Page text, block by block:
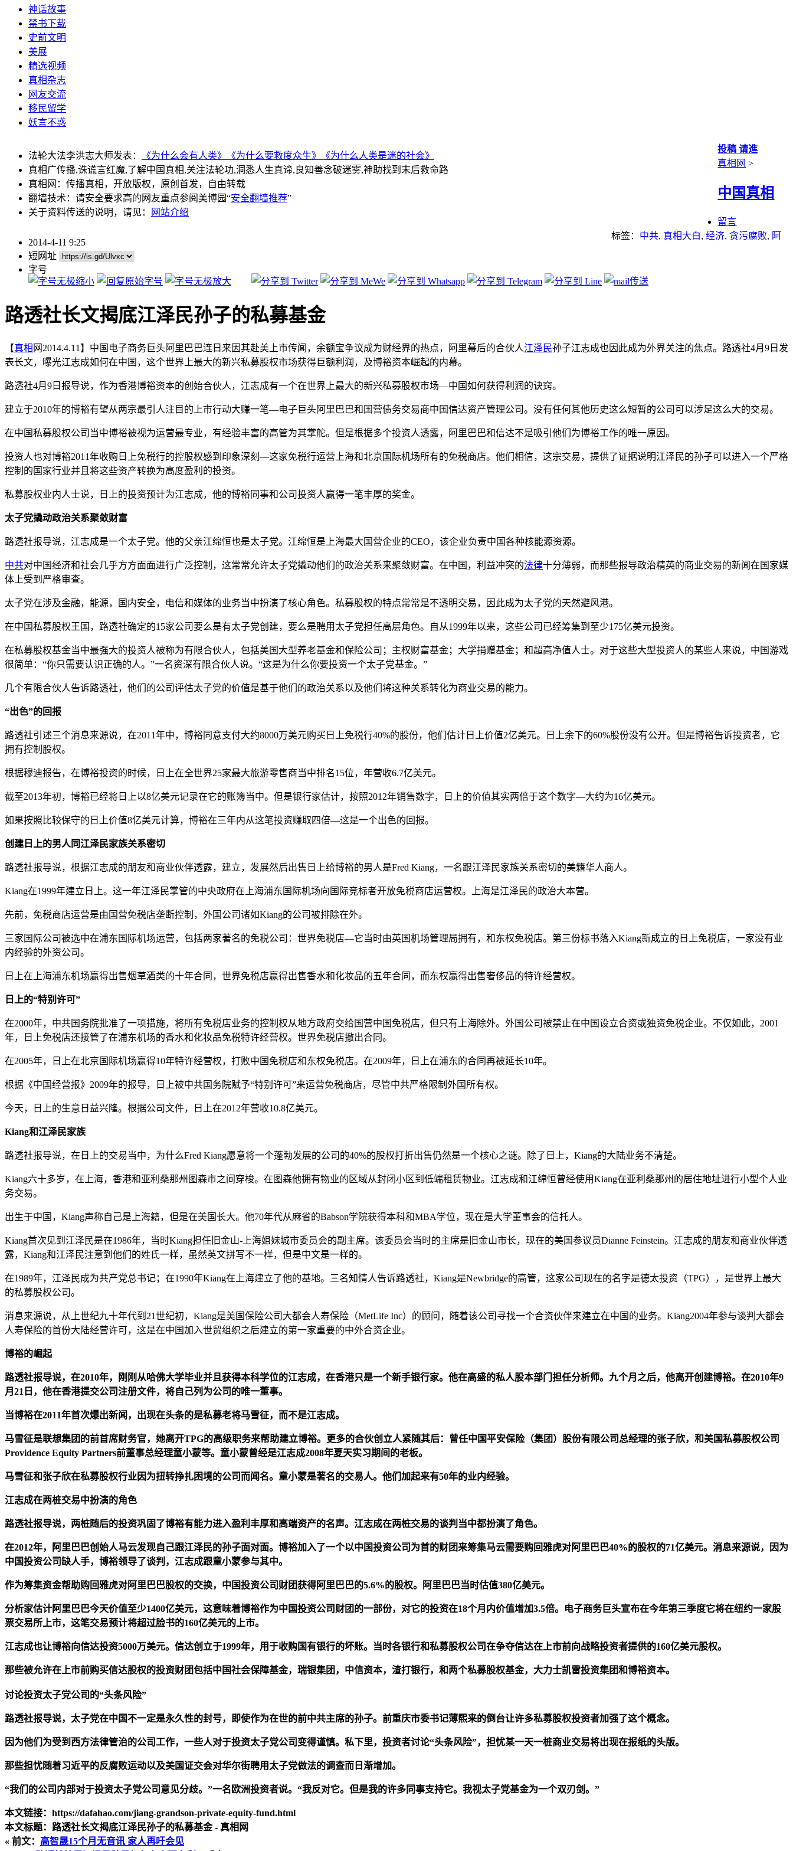
神话故事
禁书下载
史前文明
美展
精选视频
真相杂志
网友交流
移民留学
妖言不惑
法轮大法李洪志大师发表： 《为什么会有人类》 《为什么要救度众生》
《为什么人类是迷的社会》
真相广传播,诛谎言红魔,了解中国真相,关注法轮功,洞悉人生真谛,良知善念破迷雾,神助找到末后救命路
真相网：传播真相，开放版权，原创首发，自由转载
翻墙技术：请安全要求高的网友重点参阅美博园“安全翻墙推荐”
关于资料传送的说明，请见：
网站介绍
投稿 请進
真相网 >
中国真相
留言
标签： 中共, 真相大白, 经济, 贪污腐败, 阿
2014-4-11 9:25
短网址
字号
路透社长文揭底江泽民孙子的私募基金
【真相 网2014.4.11】中国电子商务巨头阿里巴巴连日来因其赴美上市传闻，余额宝争议成为财经界的热点，阿里幕后的合伙人江泽民孙子江志成也因此成为外界关注的焦点。路透社4月9日发
表长文，曝光江志成如何在中国，这个世界上最大的新兴私募股权市场获得巨额利润，及博裕资本崛起的内幕。
路透社4月9日报导说，作为香港博裕资本的创始合伙人，江志成有一个在世界上最大的新兴私募股权市场—中国如何获得利润的诀窍。
建立于2010年的博裕有望从两宗最引人注目的上市行动大赚一笔—电子巨头阿里巴巴和国营债务交易商中国信达资产管理公司。没有任何其他历史这么短暂的公司可以涉足这么大的交易。
在中国私募股权公司当中博裕被视为运营最专业，有经验丰富的高管为其掌舵。但是根据多个投资人透露，阿里巴巴和信达不是吸引他们为博裕工作的唯一原因。
投资人也对博裕2011年收购日上免税行的控股权感到印象深刻—这家免税行运营上海和北京国际机场所有的免税商店。他们相信，这宗交易，提供了证据说明江泽民的孙子可以进入一个严格
控制的国家行业并且将这些资产转换为高度盈利的投资。
私募股权业内人士说，日上的投资预计为江志成，他的博裕同事和公司投资人赢得一笔丰厚的奖金。
太子党撬动政治关系聚敛财富
路透社报导说，江志成是一个太子党。他的父亲江绵恒也是太子党。江绵恒是上海最大国营企业的CEO，该企业负责中国各种核能源资源。
中共对中国经济和社会几乎方方面面进行广泛控制，这常常允许太子党撬动他们的政治关系来聚敛财富。在中国，利益冲突的法律十分薄弱，而那些报导政治精英的商业交易的新闻在国家媒
体上受到严格审查。
太子党在涉及金融，能源，国内安全，电信和媒体的业务当中扮演了核心角色。私募股权的特点常常是不透明交易，因此成为太子党的天然避风港。
在中国私募股权王国，路透社确定的15家公司要么是有太子党创建，要么是聘用太子党担任高层角色。自从1999年以来，这些公司已经筹集到至少175亿美元投资。
在私募股权基金当中最强大的投资人被称为有限合伙人，包括美国大型养老基金和保险公司；主权财富基金；大学捐赠基金；和超高净值人士。对于这些大型投资人的某些人来说，中国游戏
很简单：“你只需要认识正确的人。”一名资深有限合伙人说。“这是为什么你要投资一个太子党基金。”
几个有限合伙人告诉路透社，他们的公司评估太子党的价值是基于他们的政治关系以及他们将这种关系转化为商业交易的能力。
“出色”的回报
路透社引述三个消息来源说，在2011年中，博裕同意支付大约8000万美元购买日上免税行40%的股份，他们估计日上价值2亿美元。日上余下的60%股份没有公开。但是博裕告诉投资者，它
拥有控制股权。
根据穆迪报告，在博裕投资的时候，日上在全世界25家最大旅游零售商当中排名15位，年营收6.7亿美元。
截至2013年初，博裕已经将日上以8亿美元记录在它的账簿当中。但是银行家估计，按照2012年销售数字，日上的价值其实两倍于这个数字—大约为16亿美元。
如果按照比较保守的日上价值8亿美元计算，博裕在三年内从这笔投资赚取四倍—这是一个出色的回报。
创建日上的男人同江泽民家族关系密切
路透社报导说，根据江志成的朋友和商业伙伴透露，建立，发展然后出售日上给博裕的男人是Fred Kiang，一名跟江泽民家族关系密切的美籍华人商人。
Kiang在1999年建立日上。这一年江泽民掌管的中央政府在上海浦东国际机场向国际竞标者开放免税商店运营权。上海是江泽民的政治大本营。
先前，免税商店运营是由国营免税店垄断控制，外国公司诸如Kiang的公司被排除在外。
三家国际公司被选中在浦东国际机场运营，包括两家著名的免税公司：世界免税店—它当时由英国机场管理局拥有，和东权免税店。第三份标书落入Kiang新成立的日上免税店，一家没有业
内经验的外资公司。
日上在上海浦东机场赢得出售烟草酒类的十年合同，世界免税店赢得出售香水和化妆品的五年合同，而东权赢得出售奢侈品的特许经营权。
日上的“特别许可”
在2000年，中共国务院批准了一项措施，将所有免税店业务的控制权从地方政府交给国营中国免税店，但只有上海除外。外国公司被禁止在中国设立合资或独资免税企业。不仅如此，2001
年，日上免税店还接管了在浦东机场的香水和化妆品免税特许经营权。世界免税店撤出合同。
在2005年，日上在北京国际机场赢得10年特许经营权，打败中国免税店和东权免税店。在2009年，日上在浦东的合同再被延长10年。
根据《中国经营报》2009年的报导，日上被中共国务院赋予“特别许可”来运营免税商店，尽管中共严格限制外国所有权。
今天，日上的生意日益兴隆。根据公司文件，日上在2012年营收10.8亿美元。
Kiang和江泽民家族
路透社报导说，在日上的交易当中，为什么Fred Kiang愿意将一个蓬勃发展的公司的40%的股权打折出售仍然是一个核心之谜。除了日上，Kiang的大陆业务不清楚。
Kiang六十多岁，在上海，香港和亚利桑那州图森市之间穿梭。在图森他拥有物业的区域从封闭小区到低端租赁物业。江志成和江绵恒曾经使用Kiang在亚利桑那州的居住地址进行小型个人业
务交易。
出生于中国，Kiang声称自己是上海籍，但是在美国长大。他70年代从麻省的Babson学院获得本科和MBA学位，现在是大学董事会的信托人。
Kiang首次见到江泽民是在1986年，当时Kiang担任旧金山-上海姐妹城市委员会的副主席。该委员会当时的主席是旧金山市长，现在的美国参议员Dianne Feinstein。江志成的朋友和商业伙伴透
露，Kiang和江泽民注意到他们的姓氏一样，虽然英文拼写不一样，但是中文是一样的。
在1989年，江泽民成为共产党总书记；在1990年Kiang在上海建立了他的基地。三名知情人告诉路透社，Kiang是Newbridge的高管，这家公司现在的名字是德太投资（TPG），是世界上最大
的私募股权公司。
消息来源说，从上世纪九十年代到21世纪初，Kiang是美国保险公司大都会人寿保险（MetLife Inc）的顾问，随着该公司寻找一个合资伙伴来建立在中国的业务。Kiang2004年参与谈判大都会
人寿保险的首份大陆经营许可，这是在中国加入世贸组织之后建立的第一家重要的中外合资企业。
博裕的崛起
路透社报导说，在2010年，刚刚从哈佛大学毕业并且获得本科学位的江志成，在香港只是一个新手银行家。他在高盛的私人股本部门担任分析师。九个月之后，他离开创建博裕。在2010年9
月21日，他在香港提交公司注册文件，将自己列为公司的唯一董事。
当博裕在2011年首次爆出新闻，出现在头条的是私募老将马雪征，而不是江志成。
马雪征是联想集团的前首席财务官，她离开TPG的高级职务来帮助建立博裕。更多的合伙创立人紧随其后：曾任中国平安保险（集团）股份有限公司总经理的张子欣，和美国私募股权公司
Providence Equity Partners前董事总经理童小蒙等。童小蒙曾经是江志成2008年夏天实习期间的老板。
马雪征和张子欣在私募股权行业因为扭转挣扎困境的公司而闻名。童小蒙是著名的交易人。他们加起来有50年的业内经验。
江志成在两桩交易中扮演的角色
路透社报导说，两桩随后的投资巩固了博裕有能力进入盈利丰厚和高端资产的名声。江志成在两桩交易的谈判当中都扮演了角色。
在2012年，阿里巴巴创始人马云发现自己跟江泽民的孙子面对面。博裕加入了一个以中国投资公司为首的财团来筹集马云需要购回雅虎对阿里巴巴40%的股权的71亿美元。消息来源说，因为
中国投资公司缺人手，博裕领导了谈判，江志成跟童小蒙参与其中。
作为筹集资金帮助购回雅虎对阿里巴巴股权的交换，中国投资公司财团获得阿里巴巴的5.6%的股权。阿里巴巴当时估值380亿美元。
分析家估计阿里巴巴今天价值至少1400亿美元，这意味着博裕作为中国投资公司财团的一部份，对它的投资在18个月内价值增加3.5倍。电子商务巨头宣布在今年第三季度它将在纽约一家股
票交易所上市，这笔交易预计将超过脸书的160亿美元的上市。
江志成也让博裕向信达投资5000万美元。信达创立于1999年，用于收购国有银行的坏账。当时各银行和私募股权公司在争夺信达在上市前向战略投资者提供的160亿美元股权。
那些被允许在上市前购买信达股权的投资财团包括中国社会保障基金，瑞银集团，中信资本，渣打银行，和两个私募股权基金，大力士凯雷投资集团和博裕资本。
讨论投资太子党公司的“头条风险”
路透社报导说，太子党在中国不一定是永久性的封号，即使作为在世的前中共主席的孙子。前重庆市委书记薄熙来的倒台让许多私募股权投资者加强了这个概念。
因为他们为受到西方法律管治的公司工作，一些人对于投资太子党公司变得谨慎。私下里，投资者讨论“头条风险”，担忧某一天一桩商业交易将出现在报纸的头版。
那些担忧随着习近平的反腐败运动以及美国证交会对华尔街聘用太子党做法的调查而日渐增加。
“我们的公司内部对于投资太子党公司意见分歧。”一名欧洲投资者说。“我反对它。但是我的许多同事支持它。我视太子党基金为一个双刃剑。”
本文链接：https://dafahao.com/jiang-grandson-private-equity-fund.html
本文标题：路透社长文揭底江泽民孙子的私募基金 - 真相网
« 前文： 高智晟15个月无音讯 家人再吁会见